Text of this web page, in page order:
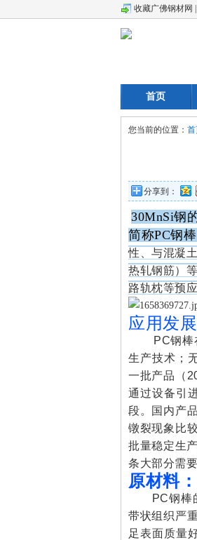
收藏广佛钢材网
首页
您当前的位置：
分享到：
30MnSi钢
简称PC钢
性、与混凝
热轧钢筋）
路轨枕等预
应用发展
PC钢棒在
生产技术；
一批产品（
通过设备引
段。国内产
镦裂现象比
批量稳定生
条大部分需
原材料：
PC钢棒的
带状组织严
足表面质量